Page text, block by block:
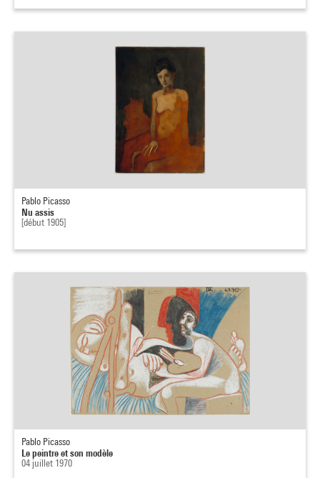
Pablo Picasso
Nu assis
[début 1905]
Pablo Picasso
Le peintre et son modèle
04 juillet 1970